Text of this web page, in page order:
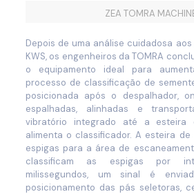
ZEA TOMRA
Depois de uma análise cuidadosa
KWS, os engenheiros da TOMRA
o equipamento ideal para
processo de classificação de
posicionada após o despalhador,
espalhadas, alinhadas e
vibratório integrado até a esteira
alimenta o classificador. A esteira
espigas para a área de
classificam as espigas por
milissegundos, um sinal é
posicionamento das pás seletoras,